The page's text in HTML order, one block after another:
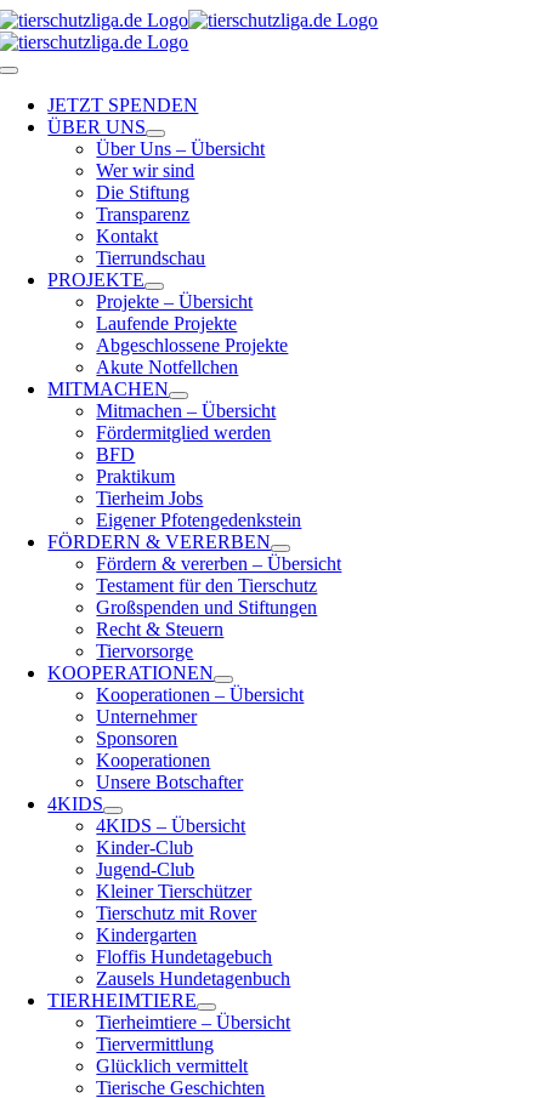
Skip
to
content
Toggle
NavigationJETZT SPENDEN
ÜBER UNS
Über Uns – Übersicht
Wer wir sind
Die Stiftung
Transparenz
Kontakt
Tierrundschau
PROJEKTE
Projekte – Übersicht
Laufende Projekte
Abgeschlossene Projekte
Akute Notfellchen
MITMACHEN
Mitmachen – Übersicht
Fördermitglied werden
BFD
Praktikum
Tierheim Jobs
Eigener Pfotengedenkstein
FÖRDERN & VERERBEN
Fördern & vererben – Übersicht
Testament für den Tierschutz
Großspenden und Stiftungen
Recht & Steuern
Tiervorsorge
KOOPERATIONEN
Kooperationen – Übersicht
Unternehmer
Sponsoren
Kooperationen
Unsere Botschafter
4KIDS
4KIDS – Übersicht
Kinder-Club
Jugend-Club
Kleiner Tierschützer
Tierschutz mit Rover
Kindergarten
Floffis Hundetagebuch
Zausels Hundetagenbuch
TIERHEIMTIERE
Tierheimtiere – Übersicht
Tiervermittlung
Glücklich vermittelt
Tierische Geschichten